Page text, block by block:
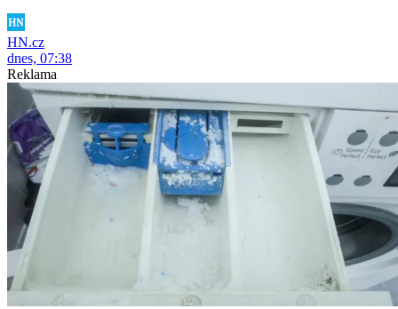
HN.cz
dnes, 07:38
Reklama